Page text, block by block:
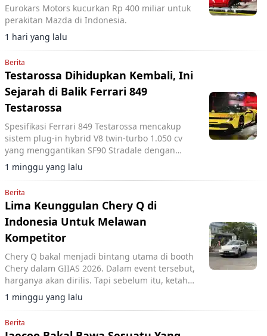
Eurokars Motors kucurkan Rp 400 miliar untuk
perakitan Mazda di Indonesia.
1 hari yang lalu
Berita
Testarossa Dihidupkan Kembali, Ini
Sejarah di Balik Ferrari 849
Testarossa
Spesifikasi Ferrari 849 Testarossa mencakup
sistem plug-in hybrid V8 twin-turbo 1.050 cv
yang menggantikan SF90 Stradale dengan
desain modern dan sejarah nama Testarossa.
1 minggu yang lalu
Berita
Lima Keunggulan Chery Q di
Indonesia Untuk Melawan
Kompetitor
Chery Q bakal menjadi bintang utama di booth
Chery dalam GIIAS 2026. Dalam event tersebut,
harganya akan dirilis. Tapi sebelum itu, ketahui
dulu keunggulannya.
1 minggu yang lalu
Berita